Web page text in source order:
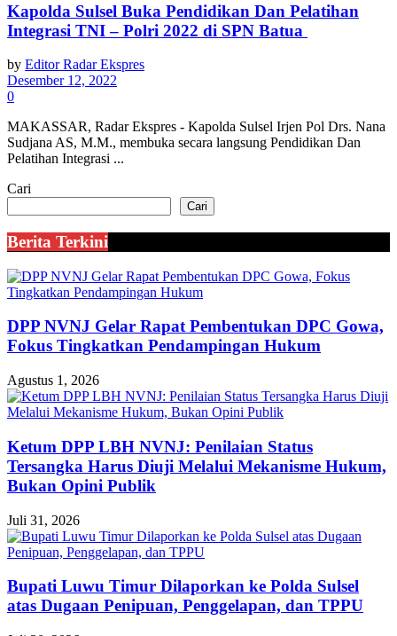
Kapolda Sulsel Buka Pendidikan Dan Pelatihan
Integrasi TNI – Polri 2022 di SPN Batua
by Editor Radar Ekspres
Desember 12, 2022
0
MAKASSAR, Radar Ekspres - Kapolda Sulsel Irjen Pol Drs. Nana
Sudjana AS, M.M., membuka secara langsung Pendidikan Dan
Pelatihan Integrasi ...
Cari
Cari
Berita Terkini
DPP NVNJ Gelar Rapat Pembentukan DPC Gowa,
Fokus Tingkatkan Pendampingan Hukum
Agustus 1, 2026
Ketum DPP LBH NVNJ: Penilaian Status
Tersangka Harus Diuji Melalui Mekanisme Hukum,
Bukan Opini Publik
Juli 31, 2026
Bupati Luwu Timur Dilaporkan ke Polda Sulsel
atas Dugaan Penipuan, Penggelapan, dan TPPU